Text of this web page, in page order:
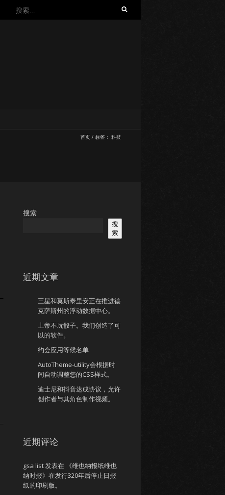
搜
首页 / 标签： 科技
搜索
搜
索
近期文章
三星和莫斯泰里安正在推进德
克萨斯州的浮动数据中心。
上帝不玩骰子。我们创造了可
以的软件。
约会应用等候名单
AutoTheme-utility会根据时
间自动调整您的CSS样式。
迪士尼和抖音达成协议，允许
创作者与其角色制作视频。
近期评论
gsa list发表在
《维也纳报纸维也
纳时报》在发行320年后停止日报
纸的印刷版。